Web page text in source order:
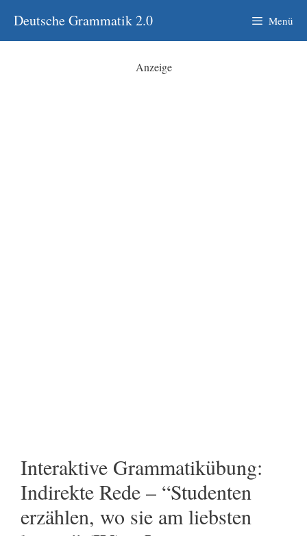
Inhalt
springen
Deutsche Grammatik 2.0 Menü
Anzeige
Interaktive Grammatikübung:
Indirekte Rede – “Studenten
erzählen, wo sie am liebsten